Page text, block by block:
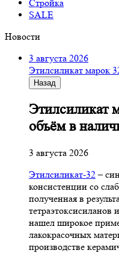
Стройка
SALE
Новости
3 августа 2026
Этилсиликат марок
Назад
Этилсиликат
объём в
3 августа 2026
Этилсиликат-32–
консистенции со
полученная в
тетpаэтоксисиланов
нашел широкое
лакокрасочных
производстве